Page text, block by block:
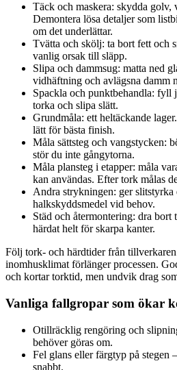
Täck och maskera: skydda golv,
Demontera lösa detaljer som
om det underlättar.
Tvätta och skölj: ta bort fett och
vanlig orsak till släpp.
Slipa och dammsug: matta ned
vidhäftning och avlägsna damm
Spackla och punktbehandla: fyll
torka och slipa slätt.
Grundmåla: ett heltäckande
lätt för bästa finish.
Måla sättsteg och vangstycken:
stör du inte gångytorna.
Måla plansteg i etapper: måla
kan användas. Efter tork målas
Andra strykningen: ger
halkskyddsmedel vid behov.
Städ och återmontering: dra bort
härdat helt för skarpa kanter.
Följ tork- och härdtider från
inomhusklimat förlänger processen.
och kortar torktid, men undvik drag
Vanliga fallgropar som ökar
Otillräcklig rengöring och
behöver göras om.
Fel glans eller färgtyp på stegen
snabbt.